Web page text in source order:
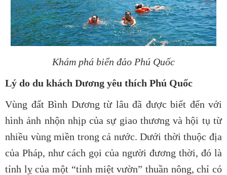
Khám phá biển đảo Phú Quốc
Lý do du khách Dương yêu thích Phú Quốc
Vùng đất Bình Dương từ lâu đã được biết đến với
hình ảnh nhộn nhịp của sự giao thương và hội tụ từ
nhiều vùng miền trong cả nước. Dưới thời thuộc địa
của Pháp, như cách gọi của người đương thời, đó là
tỉnh lỵ của một “tỉnh miệt vườn” thuần nông, chỉ có